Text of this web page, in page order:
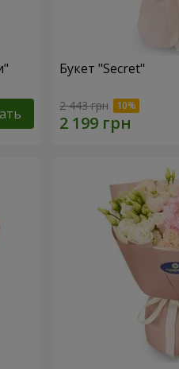
Букет "Secret"
2 443 грн